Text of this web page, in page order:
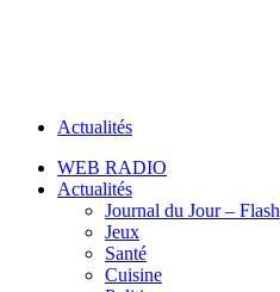
Actualités
WEB RADIO
Actualités
Journal du Jour – Flash
Jeux
Santé
Cuisine